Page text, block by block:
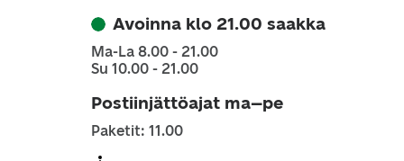
Avoinna klo 21.00 saakka
Ma-La 8.00 - 21.00
Su 10.00 - 21.00
Postiinjättöajat ma–pe
Paketit: 11.00